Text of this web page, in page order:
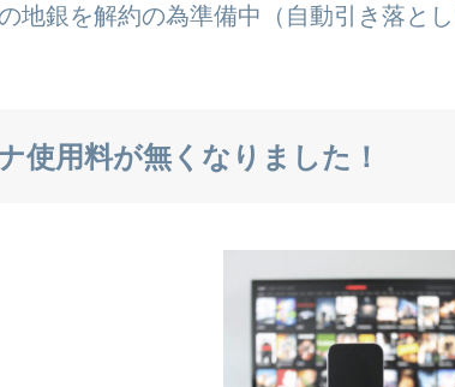
地銀を解約の為準備中（自動引き落とし
使用料が無くなりました！